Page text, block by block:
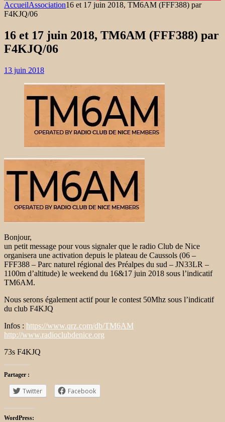
AccueilAssociation16 et 17 juin 2018, TM6AM (FFF388) par
F4KJQ/06
16 et 17 juin 2018, TM6AM (FFF388) par
F4KJQ/06
13 juin 2018
Bonjour,
un petit message pour vous signaler que le radio Club de Nice
organisera une activation depuis le plateau de Caussols (06 –
FFF388 – Parc naturel régional des Préalpes du sud – JN33LR –
1100m d’altitude) le weekend du 16&17 juin 2018 sous l’indicatif
TM6AM.
Nous serons également actif pour le contest 50Mhz sous l’indicatif
du club F4KJQ
Infos : https://www.qrz.com/db/TM6AM
http://www.radioclubdenice.org
73s F4KJQ
Partager :
Twitter Facebook
WordPress: